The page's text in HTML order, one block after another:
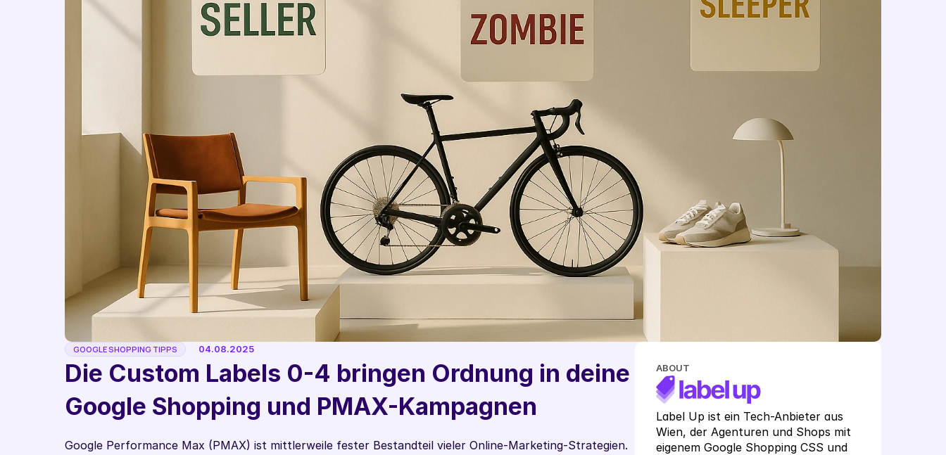
GOOGLE SHOPPING TIPPS 04.08.2025
Die Custom Labels 0-4 bringen Ordnung in deine
Google Shopping und PMAX-Kampagnen
Google Performance Max (PMAX) ist mittlerweile fester Bestandteil vieler Online-Marketing-Strategien.
ABOUT
Label Up ist ein Tech-Anbieter aus
Wien, der Agenturen und Shops mit
eigenem Google Shopping CSS und